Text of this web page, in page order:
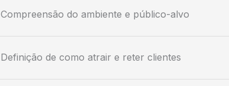
Compreensão do ambiente e público-alvo
Definição de como atrair e reter clientes